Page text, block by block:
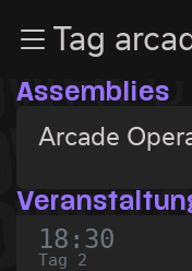
Zum InhaltTag
Assemblies
Arcade
18:30
Tag 2